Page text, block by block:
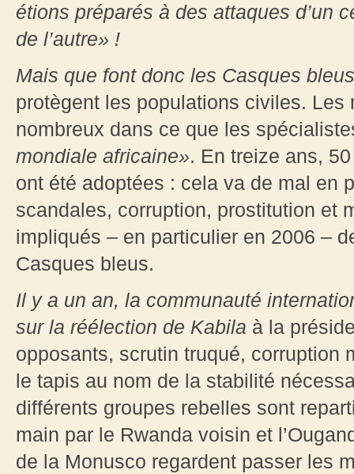
étions préparés à des attaques d’un
de l’autre» !
Mais que font donc les Casques
protègent les populations civiles. Les
nombreux dans ce que les
mondiale africaine». En treize ans,
ont été adoptées : cela va de mal en
scandales, corruption, prostitution et
impliqués – en particulier en 2006 –
Casques bleus.
Il y a un an, la communauté
sur la réélection de Kabila à la
opposants, scrutin truqué, corruption
le tapis au nom de la stabilité
différents groupes rebelles sont
main par le Rwanda voisin et
de la Monusco regardent passer les